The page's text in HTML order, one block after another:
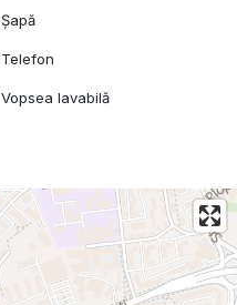
Șapă
Telefon
Vopsea lavabilă